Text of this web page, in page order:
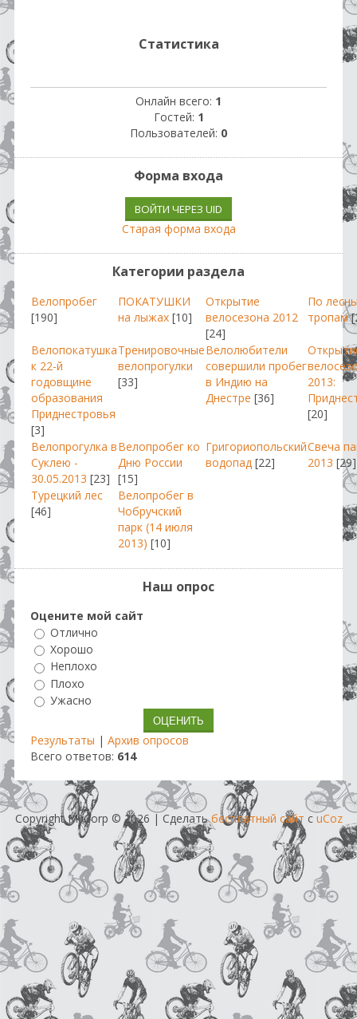
Статистика
Онлайн всего: 1
Гостей: 1
Пользователей: 0
Форма входа
ВОЙТИ ЧЕРЕЗ UID
Старая форма входа
Категории раздела
Велопробег
[190]
ПОКАТУШКИ
на лыжах [10]
Открытие
велосезона 2012
[24]
По
тропам
Велопокатушка
к 22-й
годовщине
образования
Приднестровья
[3]
Тренировочные
велопрогулки
[33]
Велолюбители
совершили пробег
в Индию на
Днестре [36]
2013:
[20]
Велопрогулка в
Суклею -
30.05.2013 [23]
Велопробег ко
Дню России
[15]
Григориопольский
водопад [22]
Свеча
2013 [29]
Турецкий лес
[46]
Велопробег в
Чобручский
парк (14 июля
2013) [10]
Наш опрос
Оцените мой сайт
Отлично
Хорошо
Неплохо
Плохо
Ужасно
Результаты | Архив опросов
Всего ответов: 614
Copyright MyCorp © 2026 |Сделатьбесплатный сайт сuCoz